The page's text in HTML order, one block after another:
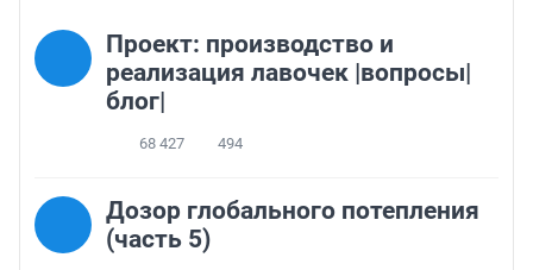
Проект: производство и
реализация лавочек |вопросы|
блог|
68 427 494
Дозор глобального потепления
(часть 5)